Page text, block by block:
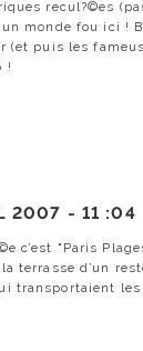
recul?©es
monde fou ici !
(et puis les
!
2007 - 11 :04
c’est "Paris
terrasse d’un
transportaient les